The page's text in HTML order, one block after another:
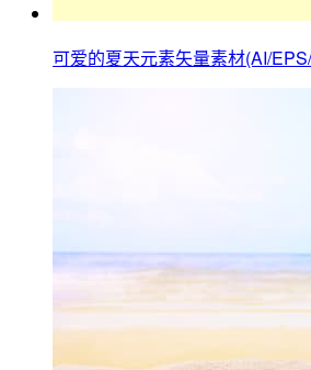
可爱的夏天元素矢量素材(AI/